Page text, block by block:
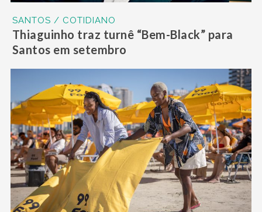
SANTOS / COTIDIANO
Thiaguinho traz turnê “Bem-Black” para
Santos em setembro